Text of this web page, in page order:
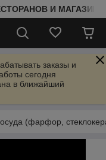
И
заказы и
сегодня
в ближайший
(фарфор,